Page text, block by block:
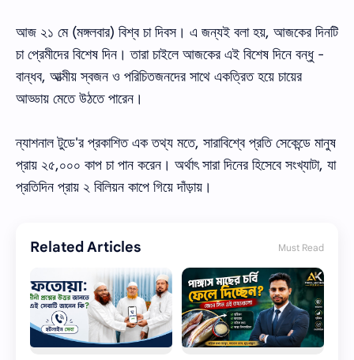
আজ ২১ মে (মঙ্গলবার) বিশ্ব চা দিবস। এ জন্যই বলা হয়, আজকের দিনটি
চা প্রেমীদের বিশেষ দিন। তারা চাইলে আজকের এই বিশেষ দিনে বন্ধু -
বান্ধব, আত্মীয় স্বজন ও পরিচিতজনদের সাথে একত্রিত হয়ে চায়ের
আড্ডায় মেতে উঠতে পারেন।
ন্যাশনাল টুডে'র প্রকাশিত এক তথ্য মতে, সারাবিশ্বে প্রতি সেকেন্ডে মানুষ
প্রায় ২৫,০০০ কাপ চা পান করেন। অর্থাৎ সারা দিনের হিসেবে সংখ্যাটা, যা
প্রতিদিন প্রায় ২ বিলিয়ন কাপে গিয়ে দাঁড়ায়।
Related Articles Must Read